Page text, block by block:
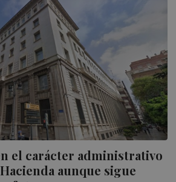
el carácter administrativo
aunque sigue